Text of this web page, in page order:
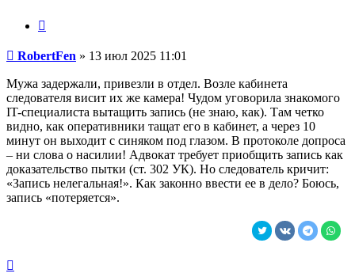
Сообщение
RobertFen » 13 июл 2025 11:01
Мужа задержали, привезли в отдел. Возле кабинета
следователя висит их же камера! Чудом уговорила знакомого
IT-специалиста вытащить запись (не знаю, как). Там четко
видно, как оперативники тащат его в кабинет, а через 10
минут он выходит с синяком под глазом. В протоколе допроса
– ни слова о насилии! Адвокат требует приобщить запись как
доказательство пытки (ст. 302 УК). Но следователь кричит:
«Запись нелегальная!». Как законно ввести ее в дело? Боюсь,
запись «потеряется».